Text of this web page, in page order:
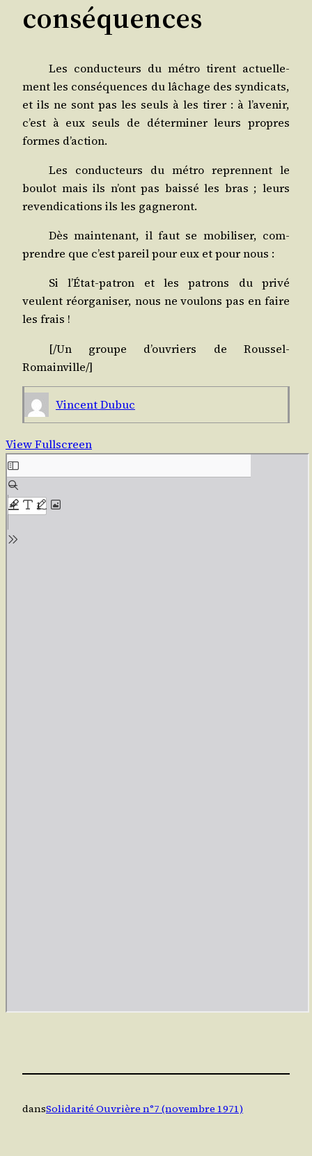
conséquences
Les conduc­teurs du métro tirent actuel­le­
ment les consé­quences du lâchage des syn­di­cats,
et ils ne sont pas les seuls à les tirer : à l’avenir,
c’est à eux seuls de déter­mi­ner leurs propres
formes d’action.
Les conduc­teurs du métro reprennent le
bou­lot mais ils n’ont pas bais­sé les bras ; leurs
reven­di­ca­tions ils les gagneront.
Dès main­te­nant, il faut se mobi­li­ser, com­
prendre que c’est pareil pour eux et pour nous :
Si l’État-patron et les patrons du pri­vé
veulent réor­ga­ni­ser, nous ne vou­lons pas en faire
les frais !
[/​Un groupe d’ouvriers de Roussel-
Romainville/]
Vincent Dubuc
View Fullscreen
dansSolidarité Ouvrière n°7 (novembre 1971)